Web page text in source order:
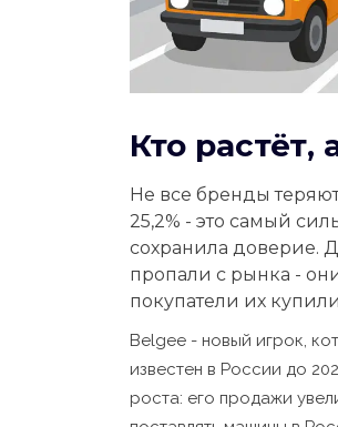
Кто растёт,
Не все бренды
25,2% - это самый
сохранила доверие.
пропали с рынка -
покупатели их
Belgee - новый игрок,
известен в России до
роста: его продажи